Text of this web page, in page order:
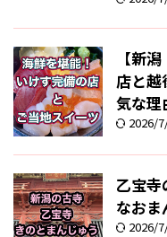
【新
店と越
気な理
2026/
乙宝寺
なおま
2026/